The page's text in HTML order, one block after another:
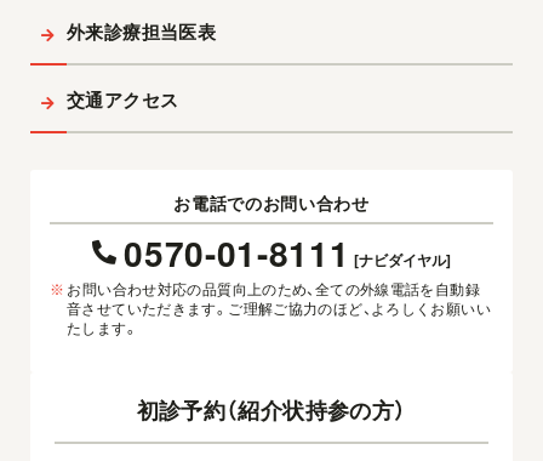
外来診療担当医表
交通アクセス
お電話でのお問い合わせ
0570-01-8111 [ナビダイヤル]
※ お問い合わせ対応の品質向上のため、全ての外線電話を自動録
音させていただきます。ご理解ご協力のほど、よろしくお願いい
たします。
初診予約（紹介状持参の方）